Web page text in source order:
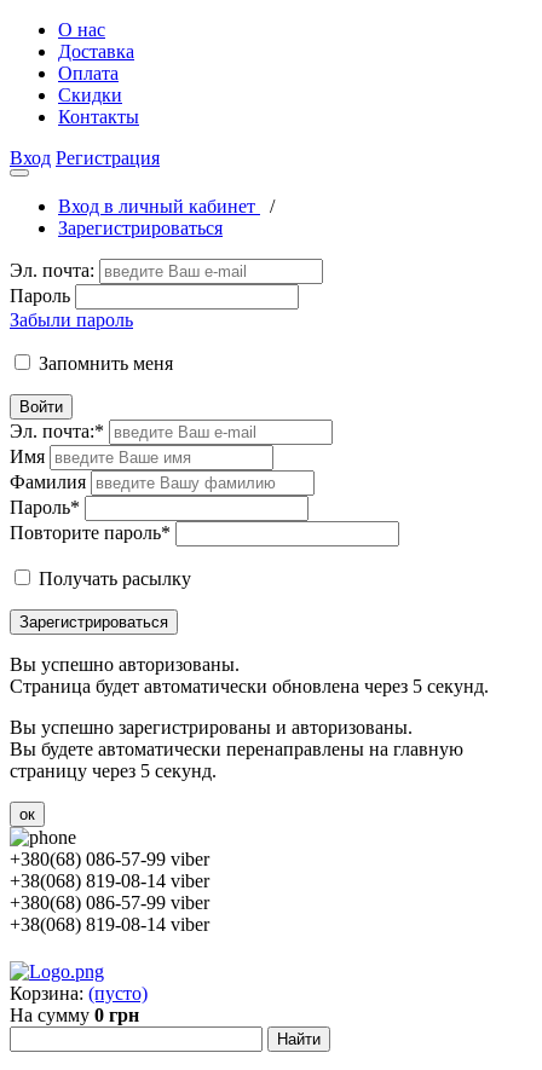
О нас
Доставка
Оплата
Скидки
Контакты
Вход Регистрация
Вход в личный кабинет
/
Зарегистрироваться
Эл. почта:
Пароль
Забыли пароль
Запомнить меня
Войти
Эл. почта:*
Имя
Фамилия
Пароль*
Повторите пароль*
Получать расылку
Зарегистрироваться
Вы успешно авторизованы.
Страница будет автоматически обновлена через 5 секунд.
Вы успешно зарегистрированы и авторизованы.
Вы будете автоматически перенаправлены на главную
страницу через 5 секунд.
ок
+380(68) 086-57-99 viber
+38(068) 819-08-14 viber
+380(68) 086-57-99 viber
+38(068) 819-08-14 viber
Корзина: (пусто)
На сумму 0 грн